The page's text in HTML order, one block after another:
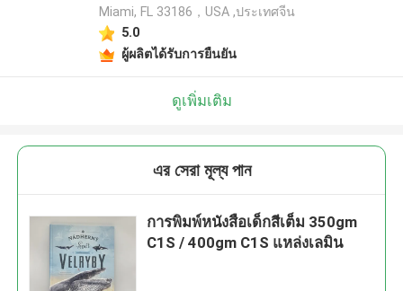
Miami, FL 33186，USA ,ประเทศจีน
5.0
ผู้ผลิตได้รับการยืนยัน
ดูเพิ่มเติม
এর সেরা মূল্য পান
การพิมพ์หนังสือเด็กสีเต็ม 350gm
C1S / 400gm C1S แหล่งเลมิน